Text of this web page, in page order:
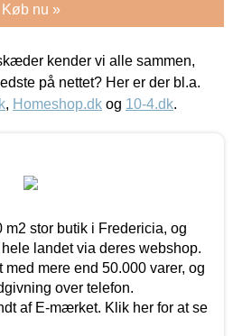
Køb nu »
kender vi alle sammen,
på nettet? Her er der bl.a.
, Homeshop.dk og 10-4.dk.
m2 stor butik i Fredericia, og
landet via deres webshop.
med mere end 50.000 varer, og
over telefon.
af E-mærket. Klik her for at se